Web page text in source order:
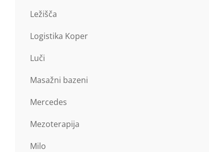
Ležišča
Logistika Koper
Luči
Masažni bazeni
Mercedes
Mezoterapija
Milo